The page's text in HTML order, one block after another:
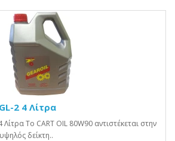
2 4 Λίτρα
Λίτρα Το CART OIL 80W90 αντιστέκεται στην
δείκτη..